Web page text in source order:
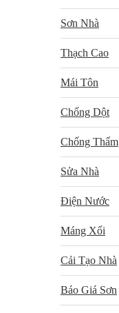
Sơn Nhà
Thạch Cao
Mái Tôn
Chống Dột
Chống Thấm
Sửa Nhà
Điện Nước
Máng Xối
Cải Tạo Nhà
Báo Giá Sơn